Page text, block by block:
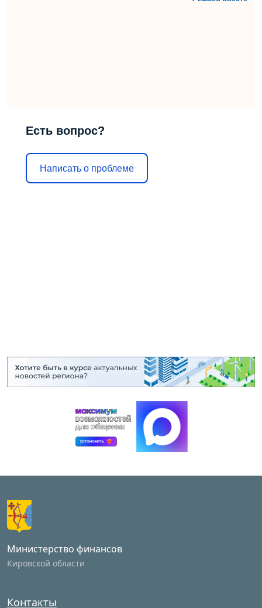
Есть вопрос?
Написать о проблеме
Министерство финансов
Кировской области
Контакты